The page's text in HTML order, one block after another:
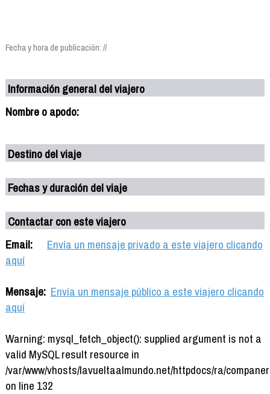
Fecha y hora de publicación: //
Información general del viajero
Nombre o apodo:
Destino del viaje
Fechas y duración del viaje
Contactar con este viajero
Email:
Envía un mensaje privado a este viajero clicando
aquí
Mensaje: Envía un mensaje público a este viajero clicando
aquí
Warning: mysql_fetch_object(): supplied argument is not a
valid MySQL result resource in
/var/www/vhosts/lavueltaalmundo.net/httpdocs/ra/
on line 132